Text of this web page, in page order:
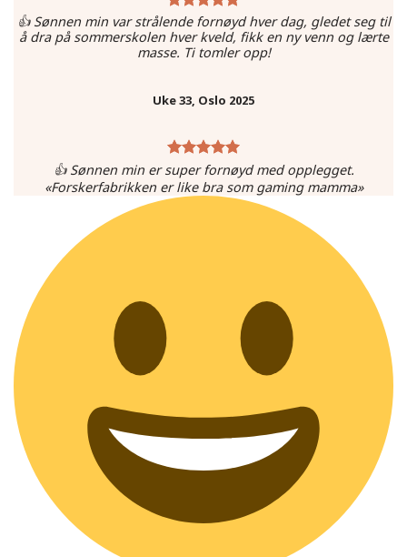
👍 Sønnen min var strålende fornøyd hver dag, gledet seg til
å dra på sommerskolen hver kveld, fikk en ny venn og lærte
masse. Ti tomler opp!
Uke 33, Oslo 2025
👍 Sønnen min er super fornøyd med opplegget.
«Forskerfabrikken er like bra som gaming mamma»